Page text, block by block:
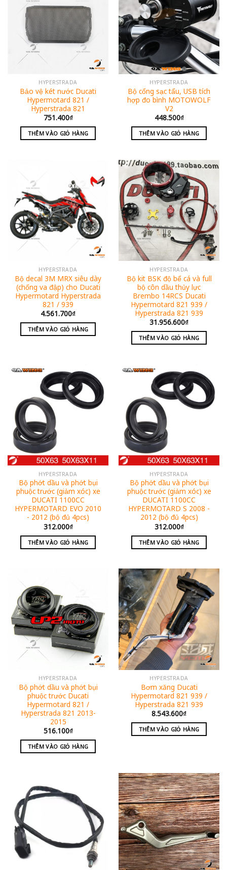
HYPERSTRADA
Bảo vệ két nước Ducati
Hypermotard 821 /
Hyperstrada 821
751.400₫
THÊM VÀO GIỎ HÀNG
HYPERSTRADA
Bộ cổng sạc tẩu, USB tích
hợp đo bình MOTOWOLF
V2
448.500₫
THÊM VÀO GIỎ HÀNG
HYPERSTRADA
Bộ decal 3M MRX siêu dày
(chống va đập) cho Ducati
Hypermotard Hyperstrada
821 / 939
4.561.700₫
THÊM VÀO GIỎ HÀNG
HYPERSTRADA
Bộ kit BSK độ bể cá và full
bộ côn dầu thủy lực
Brembo 14RCS Ducati
Hypermotard 821 939 /
Hyperstrada 821 939
31.956.600₫
THÊM VÀO GIỎ HÀNG
HYPERSTRADA
Bộ phớt dầu và phớt bụi
phuộc trước (giảm xóc) xe
DUCATI 1100CC
HYPERMOTARD EVO 2010
- 2012 (bộ đủ 4pcs)
312.000₫
THÊM VÀO GIỎ HÀNG
HYPERSTRADA
Bộ phớt dầu và phớt bụi
phuộc trước (giảm xóc) xe
DUCATI 1100CC
HYPERMOTARD S 2008 -
2012 (bộ đủ 4pcs)
312.000₫
THÊM VÀO GIỎ HÀNG
HYPERSTRADA
Bộ phớt dầu và phớt bụi
phuộc trước Ducati
Hypermotard 821 /
Hyperstrada 821 2013-
2015
516.100₫
THÊM VÀO GIỎ HÀNG
HYPERSTRADA
Bơm xăng Ducati
Hypermotard 821 939 /
Hyperstrada 821 939
8.543.600₫
THÊM VÀO GIỎ HÀNG